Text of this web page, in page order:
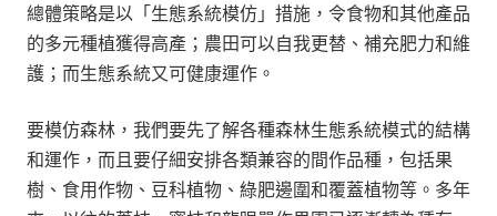
總體策略是以「生態系統模仿」措施，令食物和其他產品
的多元種植獲得高產；農田可以自我更替、補充肥力和維
護；而生態系統又可健康運作。
要模仿森林，我們要先了解各種森林生態系統模式的結構
和運作，而且要仔細安排各類兼容的間作品種，包括果
樹、食用作物、豆科植物、綠肥邊圍和覆蓋植物等。多年